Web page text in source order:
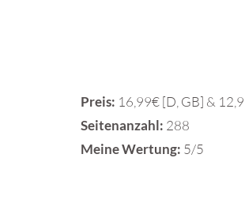
Preis: 16,99€ [D, GB] &
Seitenanzahl: 288
Meine Wertung: 5/5